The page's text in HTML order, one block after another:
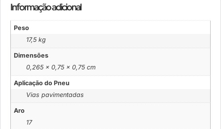
Informação adicional
Peso
17,5 kg
Dimensões
0,265 × 0,75 × 0,75 cm
Aplicação do Pneu
Vias pavimentadas
Aro
17